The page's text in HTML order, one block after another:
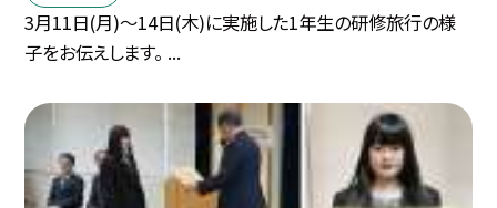
3月11日(月)〜14日(木)に実施した1年生の研修旅行の様
子をお伝えします。 ...